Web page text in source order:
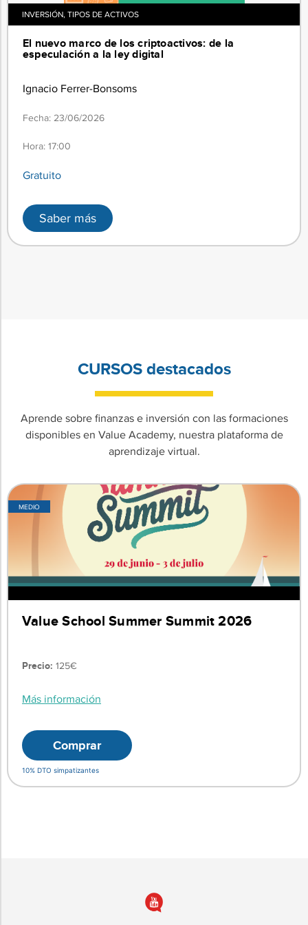
09
COMPORTAMIENTO
FINANCIERO
10
INVERSIÓN, TIPOS DE ACTIVOS
El nuevo marco de los criptoactivos: de la
especulación a la ley digital
Ignacio Ferrer-Bonsoms
Fecha: 23/06/2026
Hora: 17:00
Gratuito
Saber más
CURSOS destacados
Aprende sobre finanzas e inversión con las formaciones
disponibles en Value Academy, nuestra plataforma de
aprendizaje virtual.
MEDIO
Value School Summer Summit 2026
Precio: 125€
Más información
Comprar
10% DTO simpatizantes